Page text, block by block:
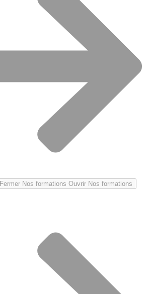
Fermer Nos formations Ouvrir Nos formations